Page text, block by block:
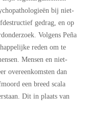
bij niet-
gedrag, en op
Volgens Peña
reden om te
Mensen en niet-
overeenkomsten dan
een breed scala
Dit in plaats van